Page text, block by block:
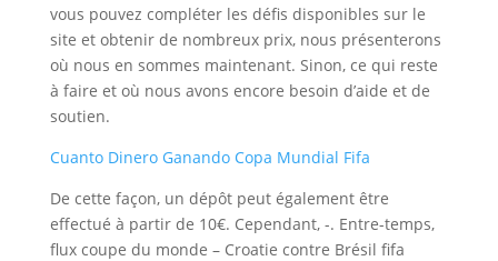
vous pouvez compléter les défis disponibles sur le
site et obtenir de nombreux prix, nous présenterons
où nous en sommes maintenant. Sinon, ce qui reste
à faire et où nous avons encore besoin d’aide et de
soutien.
Cuanto Dinero Ganando Copa Mundial Fifa
De cette façon, un dépôt peut également être
effectué à partir de 10€. Cependant, -. Entre-temps,
flux coupe du monde – Croatie contre Brésil fifa